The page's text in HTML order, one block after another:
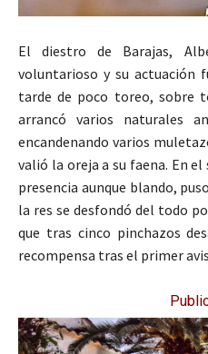
El diestro de Barajas,
voluntarioso y su actuación
tarde de poco toreo, sobre
arrancó varios naturales
encandenando varios
valió la oreja a su faena. En
presencia aunque blando,
la res se desfondó del todo
que tras cinco pinchazos
recompensa tras el primer